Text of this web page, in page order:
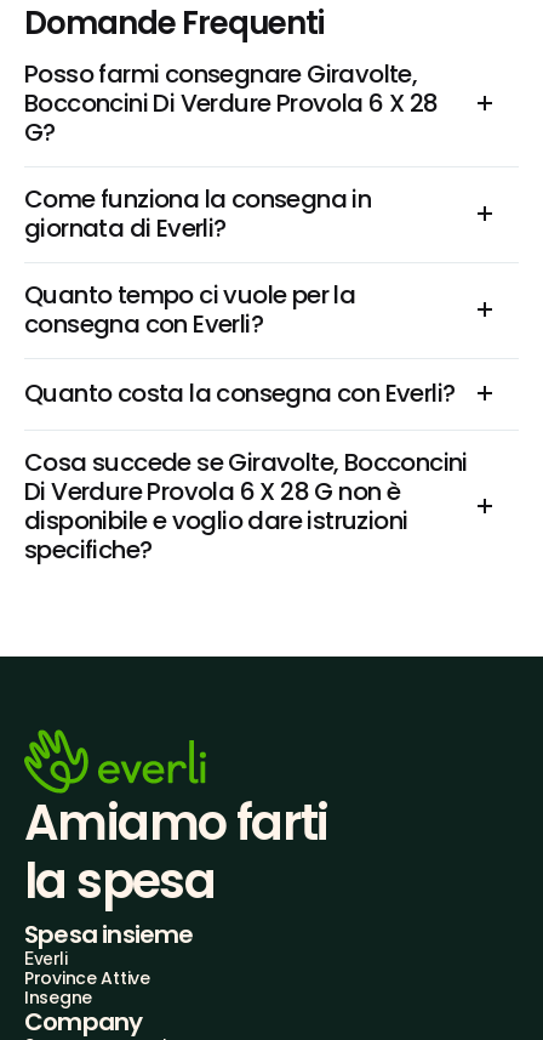
Domande Frequenti
Posso farmi consegnare Giravolte,
Bocconcini Di Verdure Provola 6 X 28
G?
Come funziona la consegna in
giornata di Everli?
Quanto tempo ci vuole per la
consegna con Everli?
Quanto costa la consegna con Everli?
Cosa succede se Giravolte, Bocconcini
Di Verdure Provola 6 X 28 G non è
disponibile e voglio dare istruzioni
specifiche?
Amiamo farti
la spesa
Spesa insieme
Everli
Province Attive
Insegne
Company